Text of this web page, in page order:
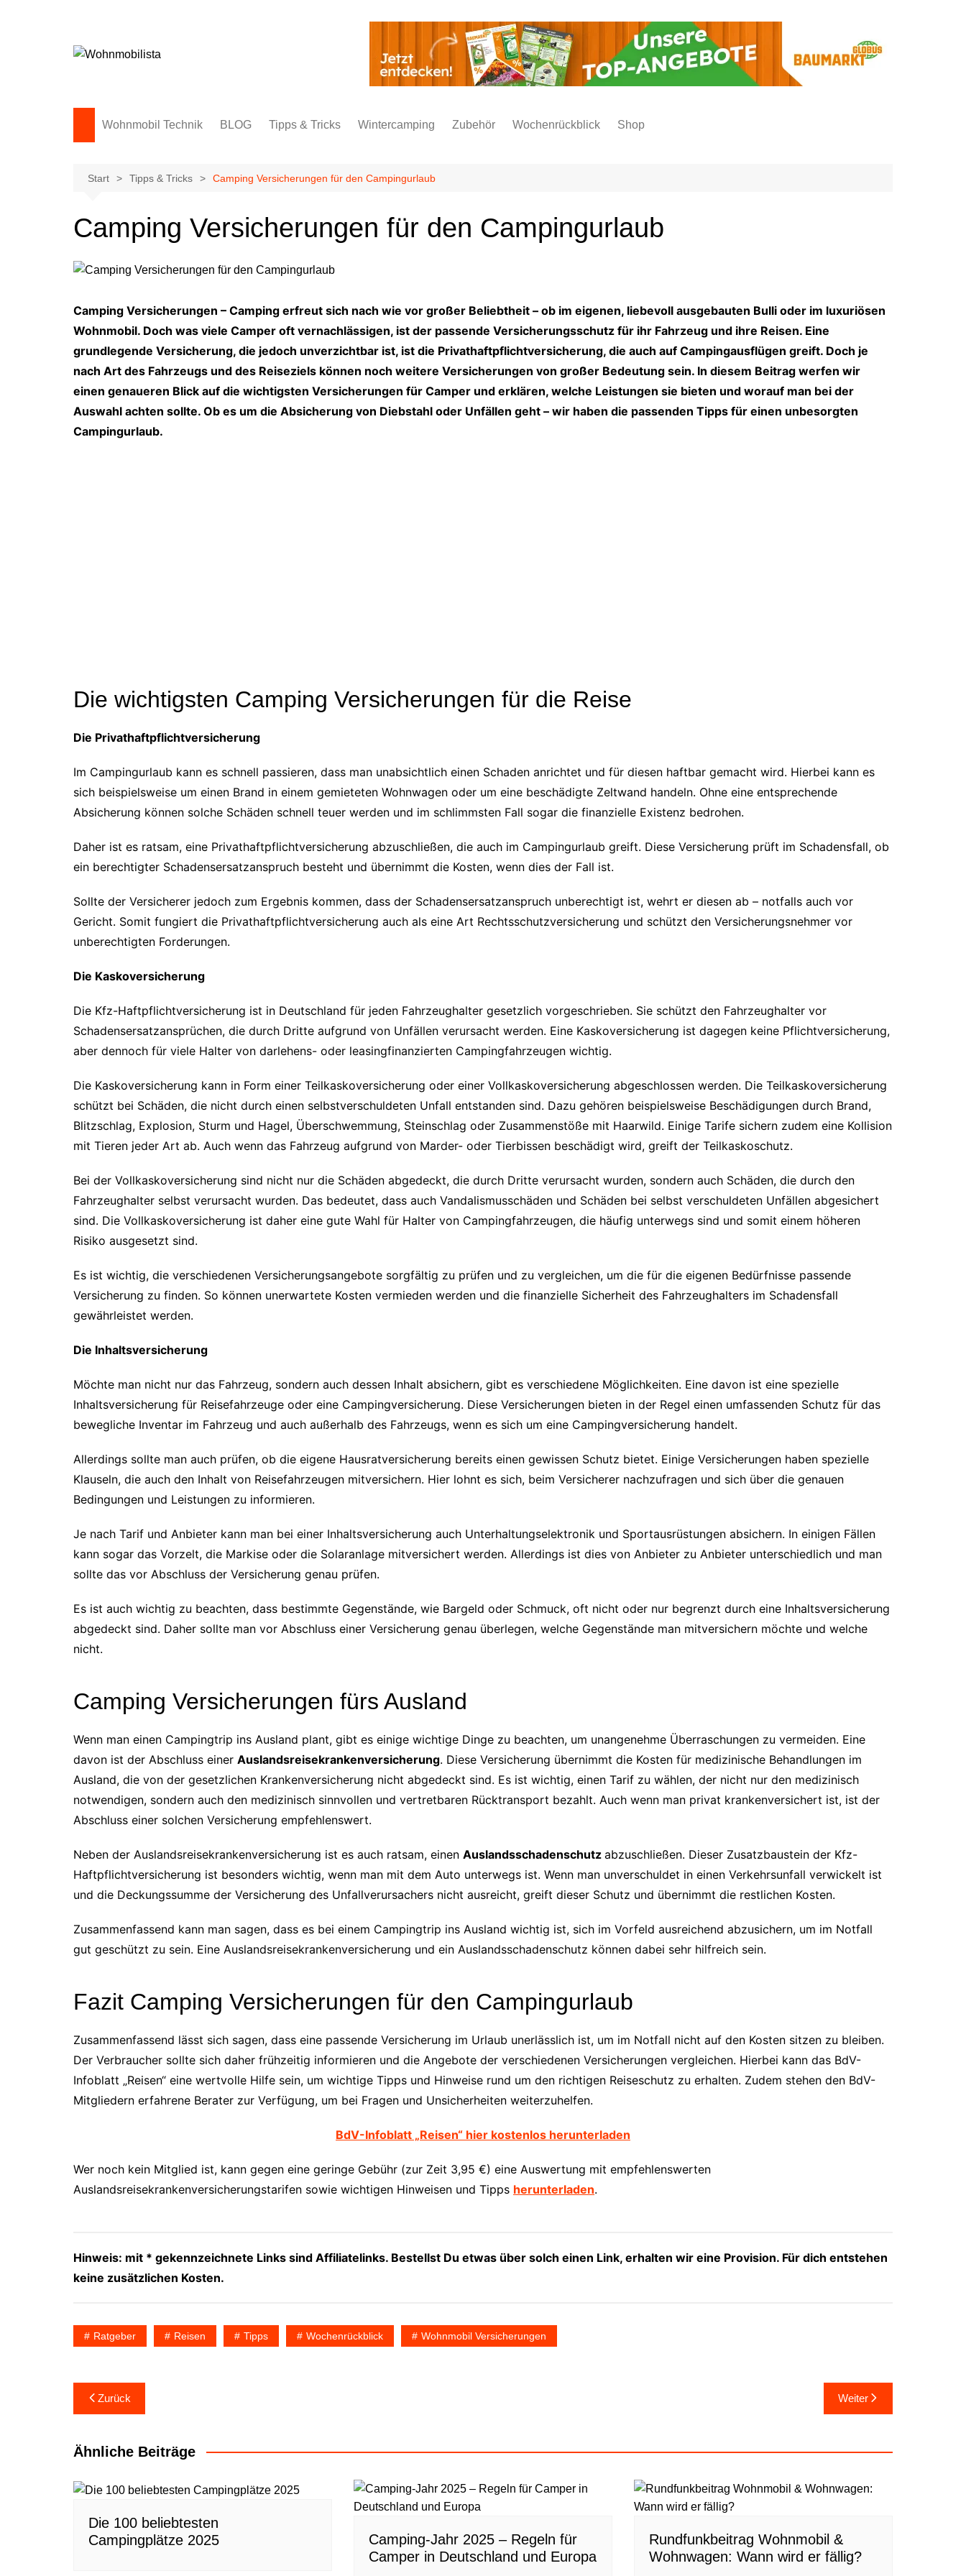
Wohnmobil Technik BLOG Tipps & Tricks Wintercamping Zubehör Wochenrückblick Shop
Start Tipps & Tricks Camping Versicherungen für den Campingurlaub
Camping Versicherungen für den Campingurlaub
Camping Versicherungen – Camping erfreut sich nach wie vor großer Beliebtheit – ob im eigenen, liebevoll ausgebauten Bulli oder im luxuriösen
Wohnmobil. Doch was viele Camper oft vernachlässigen, ist der passende Versicherungsschutz für ihr Fahrzeug und ihre Reisen. Eine
grundlegende Versicherung, die jedoch unverzichtbar ist, ist die Privathaftpflichtversicherung, die auch auf Campingausflügen greift. Doch je
nach Art des Fahrzeugs und des Reiseziels können noch weitere Versicherungen von großer Bedeutung sein. In diesem Beitrag werfen wir
einen genaueren Blick auf die wichtigsten Versicherungen für Camper und erklären, welche Leistungen sie bieten und worauf man bei der
Auswahl achten sollte. Ob es um die Absicherung von Diebstahl oder Unfällen geht – wir haben die passenden Tipps für einen unbesorgten
Campingurlaub.
Die wichtigsten Camping Versicherungen für die Reise
Die Privathaftpflichtversicherung
Im Campingurlaub kann es schnell passieren, dass man unabsichtlich einen Schaden anrichtet und für diesen haftbar gemacht wird. Hierbei kann es
sich beispielsweise um einen Brand in einem gemieteten Wohnwagen oder um eine beschädigte Zeltwand handeln. Ohne eine entsprechende
Absicherung können solche Schäden schnell teuer werden und im schlimmsten Fall sogar die finanzielle Existenz bedrohen.
Daher ist es ratsam, eine Privathaftpflichtversicherung abzuschließen, die auch im Campingurlaub greift. Diese Versicherung prüft im Schadensfall, ob
ein berechtigter Schadensersatzanspruch besteht und übernimmt die Kosten, wenn dies der Fall ist.
Sollte der Versicherer jedoch zum Ergebnis kommen, dass der Schadensersatzanspruch unberechtigt ist, wehrt er diesen ab – notfalls auch vor
Gericht. Somit fungiert die Privathaftpflichtversicherung auch als eine Art Rechtsschutzversicherung und schützt den Versicherungsnehmer vor
unberechtigten Forderungen.
Die Kaskoversicherung
Die Kfz-Haftpflichtversicherung ist in Deutschland für jeden Fahrzeughalter gesetzlich vorgeschrieben. Sie schützt den Fahrzeughalter vor
Schadensersatzansprüchen, die durch Dritte aufgrund von Unfällen verursacht werden. Eine Kaskoversicherung ist dagegen keine Pflichtversicherung,
aber dennoch für viele Halter von darlehens- oder leasingfinanzierten Campingfahrzeugen wichtig.
Die Kaskoversicherung kann in Form einer Teilkaskoversicherung oder einer Vollkaskoversicherung abgeschlossen werden. Die Teilkaskoversicherung
schützt bei Schäden, die nicht durch einen selbstverschuldeten Unfall entstanden sind. Dazu gehören beispielsweise Beschädigungen durch Brand,
Blitzschlag, Explosion, Sturm und Hagel, Überschwemmung, Steinschlag oder Zusammenstöße mit Haarwild. Einige Tarife sichern zudem eine Kollision
mit Tieren jeder Art ab. Auch wenn das Fahrzeug aufgrund von Marder- oder Tierbissen beschädigt wird, greift der Teilkaskoschutz.
Bei der Vollkaskoversicherung sind nicht nur die Schäden abgedeckt, die durch Dritte verursacht wurden, sondern auch Schäden, die durch den
Fahrzeughalter selbst verursacht wurden. Das bedeutet, dass auch Vandalismusschäden und Schäden bei selbst verschuldeten Unfällen abgesichert
sind. Die Vollkaskoversicherung ist daher eine gute Wahl für Halter von Campingfahrzeugen, die häufig unterwegs sind und somit einem höheren
Risiko ausgesetzt sind.
Es ist wichtig, die verschiedenen Versicherungsangebote sorgfältig zu prüfen und zu vergleichen, um die für die eigenen Bedürfnisse passende
Versicherung zu finden. So können unerwartete Kosten vermieden werden und die finanzielle Sicherheit des Fahrzeughalters im Schadensfall
gewährleistet werden.
Die Inhaltsversicherung
Möchte man nicht nur das Fahrzeug, sondern auch dessen Inhalt absichern, gibt es verschiedene Möglichkeiten. Eine davon ist eine spezielle
Inhaltsversicherung für Reisefahrzeuge oder eine Campingversicherung. Diese Versicherungen bieten in der Regel einen umfassenden Schutz für das
bewegliche Inventar im Fahrzeug und auch außerhalb des Fahrzeugs, wenn es sich um eine Campingversicherung handelt.
Allerdings sollte man auch prüfen, ob die eigene Hausratversicherung bereits einen gewissen Schutz bietet. Einige Versicherungen haben spezielle
Klauseln, die auch den Inhalt von Reisefahrzeugen mitversichern. Hier lohnt es sich, beim Versicherer nachzufragen und sich über die genauen
Bedingungen und Leistungen zu informieren.
Je nach Tarif und Anbieter kann man bei einer Inhaltsversicherung auch Unterhaltungselektronik und Sportausrüstungen absichern. In einigen Fällen
kann sogar das Vorzelt, die Markise oder die Solaranlage mitversichert werden. Allerdings ist dies von Anbieter zu Anbieter unterschiedlich und man
sollte das vor Abschluss der Versicherung genau prüfen.
Es ist auch wichtig zu beachten, dass bestimmte Gegenstände, wie Bargeld oder Schmuck, oft nicht oder nur begrenzt durch eine Inhaltsversicherung
abgedeckt sind. Daher sollte man vor Abschluss einer Versicherung genau überlegen, welche Gegenstände man mitversichern möchte und welche
nicht.
Camping Versicherungen fürs Ausland
Wenn man einen Campingtrip ins Ausland plant, gibt es einige wichtige Dinge zu beachten, um unangenehme Überraschungen zu vermeiden. Eine
davon ist der Abschluss einer Auslandsreisekrankenversicherung. Diese Versicherung übernimmt die Kosten für medizinische Behandlungen im
Ausland, die von der gesetzlichen Krankenversicherung nicht abgedeckt sind. Es ist wichtig, einen Tarif zu wählen, der nicht nur den medizinisch
notwendigen, sondern auch den medizinisch sinnvollen und vertretbaren Rücktransport bezahlt. Auch wenn man privat krankenversichert ist, ist der
Abschluss einer solchen Versicherung empfehlenswert.
Neben der Auslandsreisekrankenversicherung ist es auch ratsam, einen Auslandsschadenschutz abzuschließen. Dieser Zusatzbaustein der Kfz-
Haftpflichtversicherung ist besonders wichtig, wenn man mit dem Auto unterwegs ist. Wenn man unverschuldet in einen Verkehrsunfall verwickelt ist
und die Deckungssumme der Versicherung des Unfallverursachers nicht ausreicht, greift dieser Schutz und übernimmt die restlichen Kosten.
Zusammenfassend kann man sagen, dass es bei einem Campingtrip ins Ausland wichtig ist, sich im Vorfeld ausreichend abzusichern, um im Notfall
gut geschützt zu sein. Eine Auslandsreisekrankenversicherung und ein Auslandsschadenschutz können dabei sehr hilfreich sein.
Fazit Camping Versicherungen für den Campingurlaub
Zusammenfassend lässt sich sagen, dass eine passende Versicherung im Urlaub unerlässlich ist, um im Notfall nicht auf den Kosten sitzen zu bleiben.
Der Verbraucher sollte sich daher frühzeitig informieren und die Angebote der verschiedenen Versicherungen vergleichen. Hierbei kann das BdV-
Infoblatt „Reisen“ eine wertvolle Hilfe sein, um wichtige Tipps und Hinweise rund um den richtigen Reiseschutz zu erhalten. Zudem stehen den BdV-
Mitgliedern erfahrene Berater zur Verfügung, um bei Fragen und Unsicherheiten weiterzuhelfen.
BdV-Infoblatt „Reisen“ hier kostenlos herunterladen
Wer noch kein Mitglied ist, kann gegen eine geringe Gebühr (zur Zeit 3,95 €) eine Auswertung mit empfehlenswerten
Auslandsreisekrankenversicherungstarifen sowie wichtigen Hinweisen und Tipps herunterladen.
Hinweis: mit * gekennzeichnete Links sind Affiliatelinks. Bestellst Du etwas über solch einen Link, erhalten wir eine Provision. Für dich entstehen
keine zusätzlichen Kosten.
Ratgeber Reisen Tipps Wochenrückblick Wohnmobil Versicherungen
Beitragsnavigation
Zurück Weiter
Ähnliche Beiträge
Die 100 beliebtesten
Campingplätze 2025
Camping-Jahr 2025 – Regeln für
Camper in Deutschland und Europa
Rundfunkbeitrag Wohnmobil &
Wohnwagen: Wann wird er fällig?